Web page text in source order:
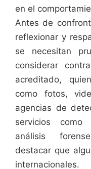
en el
Antes de
reflexionar y
se necesitan
considerar
acreditado,
como fotos,
agencias de
servicios como
análisis
destacar que
internacionales.